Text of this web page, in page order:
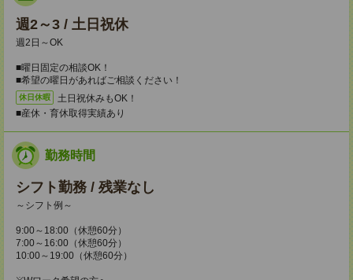
週2～3 / 土日祝休
週2日～OK
■曜日固定の相談OK！
■希望の曜日があればご相談ください！
休日休暇
土日祝休みもOK！
■産休・育休取得実績あり
勤務時間
シフト勤務 / 残業なし
～シフト例～
9:00～18:00（休憩60分）
7:00～16:00（休憩60分）
10:00～19:00（休憩60分）